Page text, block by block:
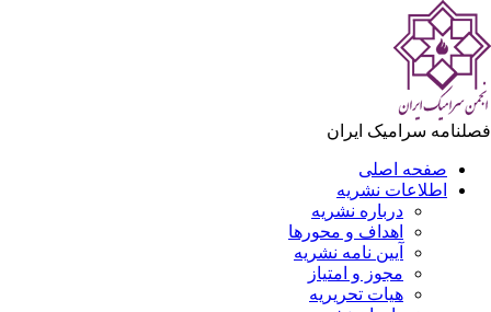
سرامیک ایران
صفحه اصلی
اطلاعات نشریه
درباره نشریه
اهداف و محورها
آیین نامه نشریه
مجوز و امتیاز
هیات تحریریه